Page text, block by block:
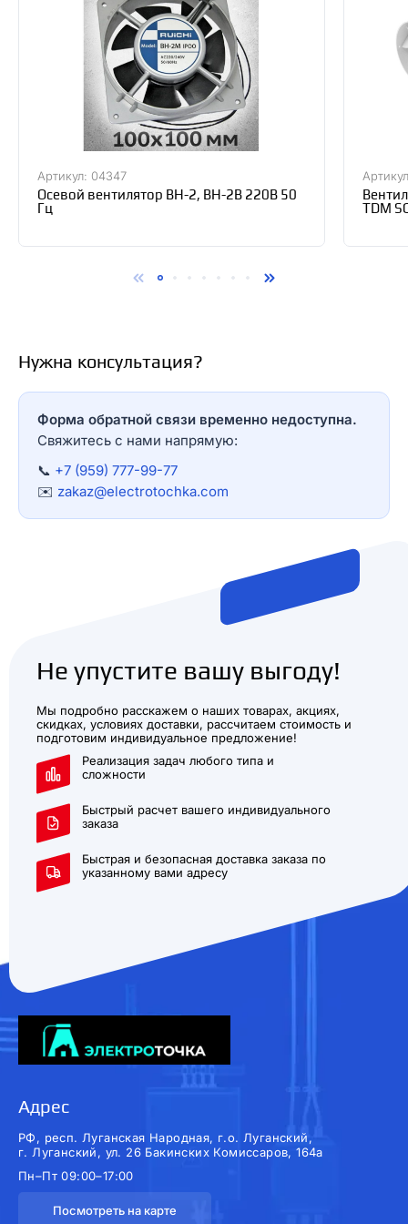
Артикул: 04347
Осевой вентилятор ВН-2, ВН-2В 220В 50
Гц
TDM
Нужна консультация?
Форма обратной связи временно недоступна.
Свяжитесь с нами напрямую:
📞 +7 (959) 777-99-77
✉️ zakaz@electrotochka.com
Не упустите вашу выгоду!
Мы подробно расскажем о наших товарах, акциях,
скидках, условиях доставки, рассчитаем стоимость и
подготовим индивидуальное предложение!
Реализация задач любого типа и
сложности
Быстрый расчет вашего индивидуального
заказа
Быстрая и безопасная доставка заказа по
указанному вами адресу
Адрес
РФ, респ. Луганская Народная, г.о. Луганский,
г. Луганский, ул. 26 Бакинских Комиссаров, 164а
Пн–Пт 09:00–17:00
Посмотреть на карте